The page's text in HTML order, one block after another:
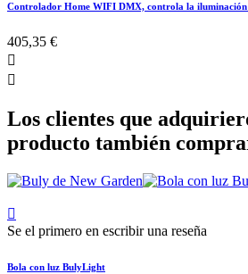
Controlador Home WIFI DMX, controla la
405,35 €


Los clientes que
producto también

Se el primero en escribir una reseña
Bola con luz BulyLight